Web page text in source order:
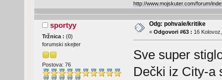
http://www.mojskuter.com/forum/
sportyy
Tržnica : (0)
forumski skejter
Postova: 76
Odg: pohvale/kritike
« Odgovori #63 : 16
Sve super
Dečki iz City-a